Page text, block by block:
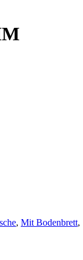
, Mit Bodenbrett,